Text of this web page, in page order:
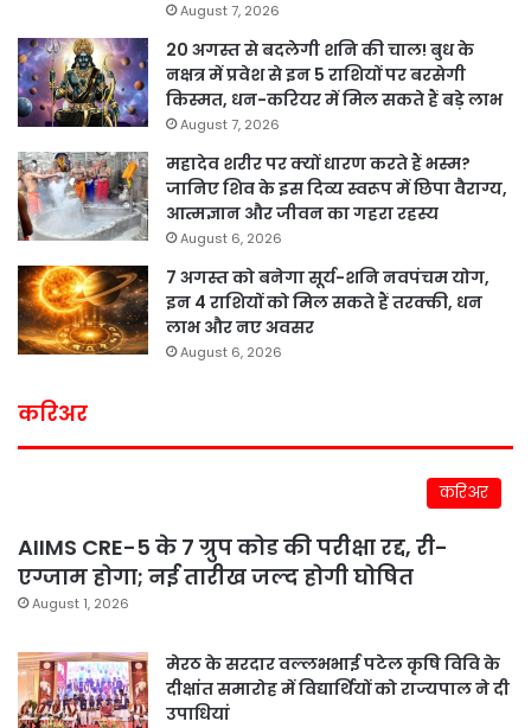
August 7, 2026
20 अगस्त से बदलेगी शनि की चाल! बुध के
नक्षत्र में प्रवेश से इन 5 राशियों पर बरसेगी
किस्मत, धन-करियर में मिल सकते हैं बड़े लाभ
August 7, 2026
महादेव शरीर पर क्यों धारण करते हैं भस्म?
जानिए शिव के इस दिव्य स्वरूप में छिपा वैराग्य,
आत्मज्ञान और जीवन का गहरा रहस्य
August 6, 2026
7 अगस्त को बनेगा सूर्य-शनि नवपंचम योग,
इन 4 राशियों को मिल सकते हैं तरक्की, धन
लाभ और नए अवसर
August 6, 2026
करिअर
करिअर
AIIMS CRE-5 के 7 ग्रुप कोड की परीक्षा रद्द, री-
एग्जाम होगा; नई तारीख जल्द होगी घोषित
August 1, 2026
मेरठ के सरदार वल्लभभाई पटेल कृषि विवि के
दीक्षांत समारोह में विद्यार्थियों को राज्यपाल ने दी
उपाधियां